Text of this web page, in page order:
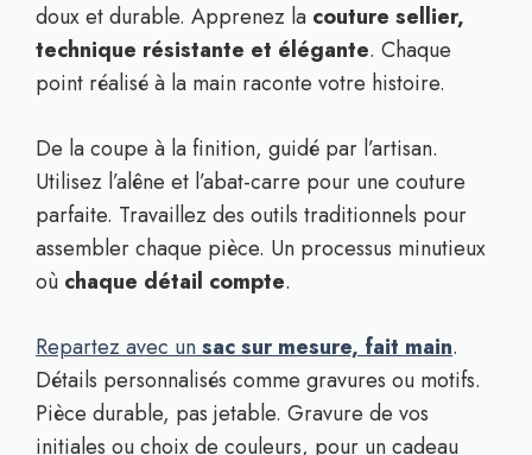
doux et durable. Apprenez la couture sellier,
technique résistante et élégante. Chaque
point réalisé à la main raconte votre histoire.
De la coupe à la finition, guidé par l’artisan.
Utilisez l’alêne et l’abat-carre pour une couture
parfaite. Travaillez des outils traditionnels pour
assembler chaque pièce. Un processus minutieux
où chaque détail compte.
Repartez avec unsac sur mesure, fait main.
Détails personnalisés comme gravures ou motifs.
Pièce durable, pas jetable. Gravure de vos
initiales ou choix de couleurs, pour un cadeau